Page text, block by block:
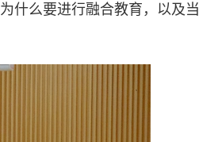
什么要进行融合教育，以及当